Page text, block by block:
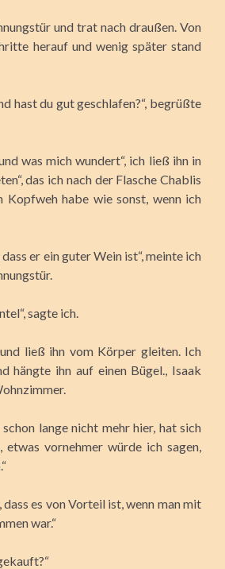
und trat nach draußen. Von
herauf und wenig später stand
hast du gut geschlafen?“, begrüßte
was mich wundert“, ich ließ ihn in
das ich nach der Flasche Chablis
Kopfweh habe wie sonst, wenn ich
dass er ein guter Wein ist“, meinte ich
sagte ich.
ließ ihn vom Körper gleiten. Ich
hängte ihn auf einen Bügel., Isaak
schon lange nicht mehr hier, hat sich
etwas vornehmer würde ich sagen,
dass es von Vorteil ist, wenn man mit
war.“